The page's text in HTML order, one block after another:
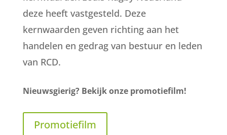
deze heeft vastgesteld. Deze
kernwaarden geven richting aan het
handelen en gedrag van bestuur en leden
van RCD.
Nieuwsgierig? Bekijk onze promotiefilm!
Promotiefilm